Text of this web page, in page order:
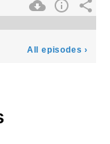
All episodes ›